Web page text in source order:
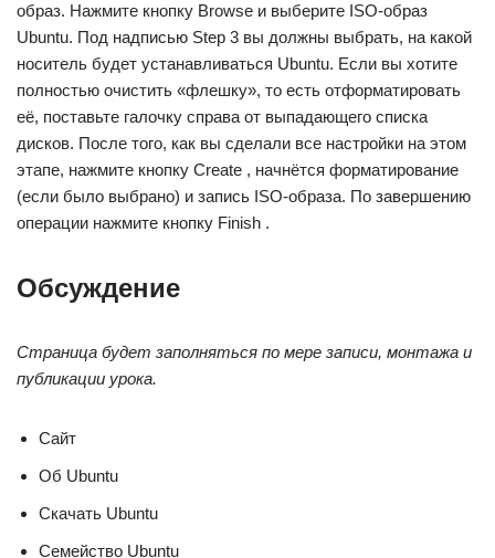
образ. Нажмите кнопку Browse и выберите ISO-образ
Ubuntu. Под надписью Step 3 вы должны выбрать, на какой
носитель будет устанавливаться Ubuntu. Если вы хотите
полностью очистить «флешку», то есть отформатировать
её, поставьте галочку справа от выпадающего списка
дисков. После того, как вы сделали все настройки на этом
этапе, нажмите кнопку Create , начнётся форматирование
(если было выбрано) и запись ISO-образа. По завершению
операции нажмите кнопку Finish .
Обсуждение
Страница будет заполняться по мере записи, монтажа и
публикации урока.
Сайт
Об Ubuntu
Скачать Ubuntu
Семейство Ubuntu